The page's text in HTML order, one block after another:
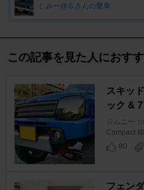
じみー@Ｇさんの愛車
この記事を見た人におす
スキッ
ック &
ジムニー
Compact
80
フェン